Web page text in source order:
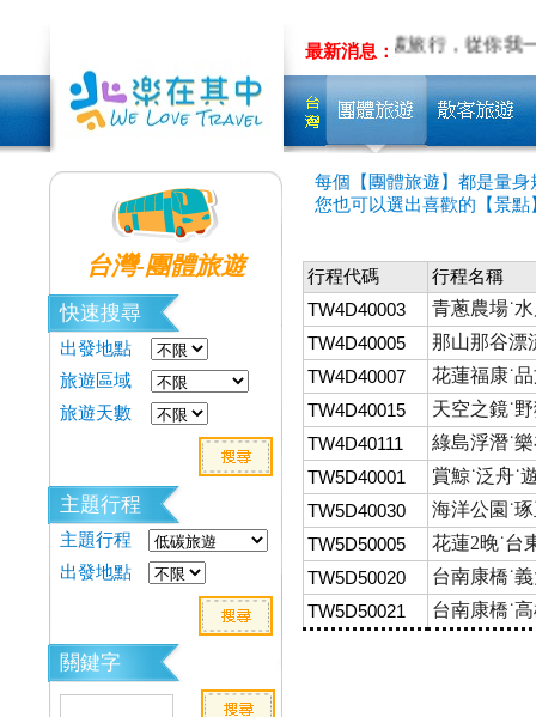
最新消息：
量身&客製旅遊~先聊聊吧!!低碳旅行，從你我
台灣-團體旅遊
快速搜尋
出發地點
旅遊區域
旅遊天數
主題行程
主題行程
出發地點
關鍵字
每個【團體旅遊】都是量
您也可以選出喜歡的【景
行程代碼
行程名稱
TW4D40003
青蔥農場˙
TW4D40005
那山那谷漂
TW4D40007
花蓮福康˙
TW4D40015
天空之鏡˙
TW4D40111
綠島浮潛˙
TW5D40001
賞鯨˙泛舟˙
TW5D40030
海洋公園˙
TW5D50005
花蓮2晚˙台
TW5D50020
台南康橋˙
TW5D50021
台南康橋˙